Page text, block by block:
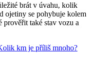
brát v úvahu, kolik
ojetiny se pohybuje kolem
prověřit také stav vozu a
km je příliš mnoho?